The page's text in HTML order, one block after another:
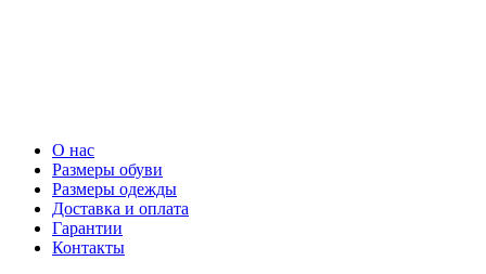
О нас
Размеры обуви
Размеры одежды
Доставка и оплата
Гарантии
Контакты